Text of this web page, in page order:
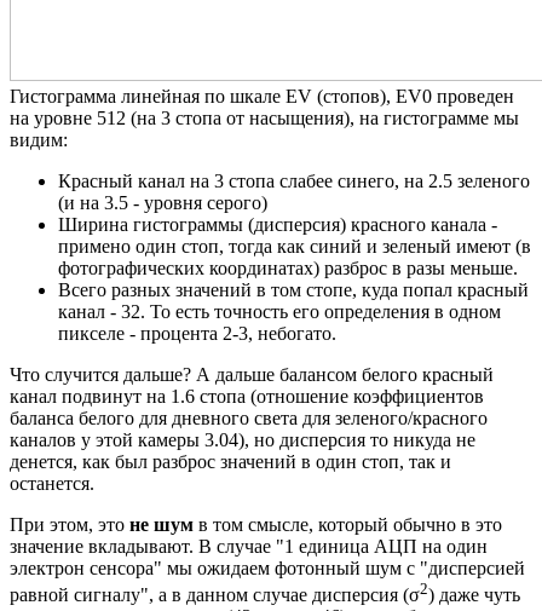
Гистограмма линейная по шкале EV (стопов), EV0 проведен
на уровне 512 (на 3 стопа от насыщения), на гистограмме мы
видим:
Красный канал на 3 стопа слабее синего, на 2.5 зеленого
(и на 3.5 - уровня серого)
Ширина гистограммы (дисперсия) красного канала -
примено один стоп, тогда как синий и зеленый имеют (в
фотографических координатах) разброс в разы меньше.
Всего разных значений в том стопе, куда попал красный
канал - 32. То есть точность его определения в одном
пикселе - процента 2-3, небогато.
Что случится дальше? А дальше балансом белого красный
канал подвинут на 1.6 стопа (отношение коэффициентов
баланса белого для дневного света для зеленого/красного
каналов у этой камеры 3.04), но дисперсия то никуда не
денется, как был разброс значений в один стоп, так и
останется.
При этом, это не шум в том смысле, который обычно в это
значение вкладывают. В случае "1 единица АЦП на один
электрон сенсора" мы ожидаем фотонный шум с "дисперсией
равной сигналу", а в данном случае дисперсия (σ2) даже чуть